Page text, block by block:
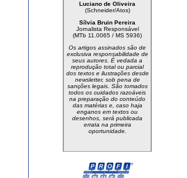
Luciano de Oliveira
(Schneider/Atos)
Sílvia Bruin Pereira
Jornalista Responsável
(MTb 11.0065 / MS 5936)
Os artigos assinados são de
exclusiva responsabilidade de
seus autores. É vedada a
reprodução total ou parcial
dos textos e ilustrações desde
newsletter, sob pena de
sanções legais. São tomados
todos os cuidados razoáveis
na preparação do conteúdo
das matérias e, caso haja
enganos em textos ou
desenhos, será publicada
errata na primeira
oportunidade.